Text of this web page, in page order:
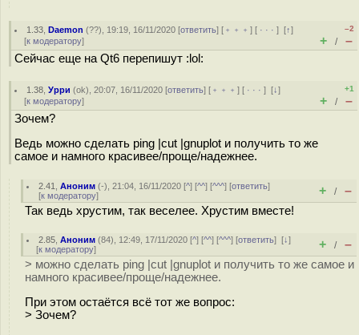
1.33 ,Daemon (??), 19:19, 16/11/2020 [ответить] [ ﹢﹢﹢] [ · · ·][↑]
[к модератору]
–2
+ / –
Сейчас еще на Qt6 перепишут :lol:
1.38 ,Урри (ok), 20:07, 16/11/2020 [ответить] [ ﹢﹢﹢] [ · · ·][↓]
[к модератору]
+1
+ / –
Зочем?
Ведь можно сделать ping |cut |gnuplot и получить то же
самое и намного красивее/проще/надежнее.
2.41 ,Аноним (-), 21:04, 16/11/2020 [^] [^^] [^^^] [ответить]
[к модератору] + / –
Так ведь хрустим, так веселее. Хрустим вместе!
2.85 ,Аноним (84), 12:49, 17/11/2020 [^] [^^] [^^^] [ответить][↓]
[к модератору] + / –
> можно сделать ping |cut |gnuplot и получить то же самое и
намного красивее/проще/надежнее.
При этом остаётся всё тот же вопрос:
> Зочем?